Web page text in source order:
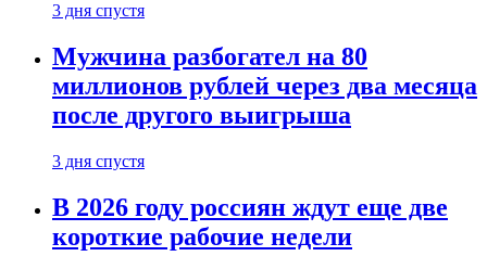
3 дня спустя
Мужчина разбогател на 80
миллионов рублей через два месяца
после другого выигрыша
3 дня спустя
В 2026 году россиян ждут еще две
короткие рабочие недели